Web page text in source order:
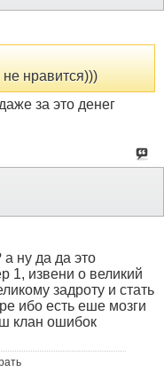
не нравится)))
за это денег
ну да да это
1, извени о великий
задроту и стать
ибо есть еше мозги
клан ошибок